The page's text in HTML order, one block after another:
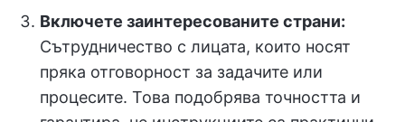
Включете заинтересованите страни:
Сътрудничество с лицата, които носят
пряка отговорност за задачите или
процесите. Това подобрява точността и